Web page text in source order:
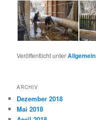
Veröffentlicht unterAllgemein
ARCHIV
Dezember 2018
Mai 2018